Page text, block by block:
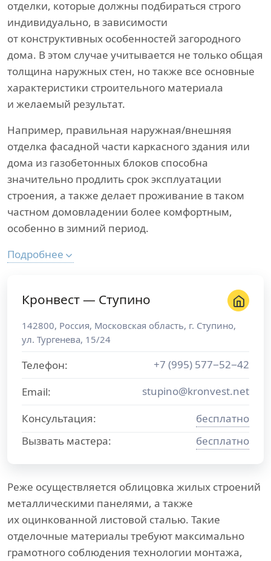
отделки, которые должны подбираться строго
индивидуально, в зависимости
от конструктивных особенностей загородного
дома. В этом случае учитывается не только общая
толщина наружных стен, но также все основные
характеристики строительного материала
и желаемый результат.
Например, правильная наружная/внешняя
отделка фасадной части каркасного здания или
дома из газобетонных блоков способна
значительно продлить срок эксплуатации
строения, а также делает проживание в таком
частном домовладении более комфортным,
особенно в зимний период.
Подробнее
Кронвест — Ступино
142800, Россия, Московская область, г. Ступино,
ул. Тургенева, 15/24
Телефон:
+7 (995) 577−52−42
Email:
stupino@kronvest.net
Консультация:
бесплатно
Вызвать мастера:
бесплатно
Реже осуществляется облицовка жилых строений
металлическими панелями, а также
их оцинкованной листовой сталью. Такие
отделочные материалы требуют максимально
грамотного соблюдения технологии монтажа,